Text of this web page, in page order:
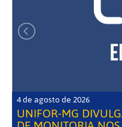
4 de agosto de 2026
UNIFOR-MG